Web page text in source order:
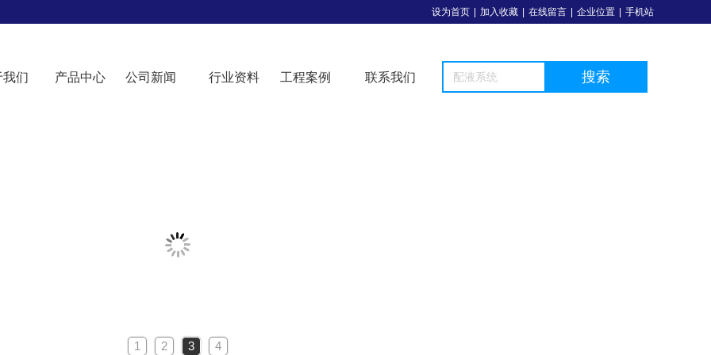
我们 产品中心 公司新闻 行业资料 工程案例 联系我们 搜索
设为首页 加入收藏 在线留言 企业位置 手机站
1 2 3 4